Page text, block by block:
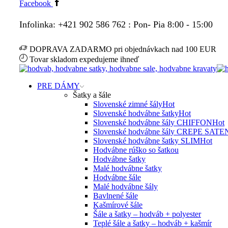
Facebook
Infolinka: +421 902 586 762 : Pon- Pia 8:00 - 15:00
DOPRAVA ZADARMO pri objednávkach nad 100 EUR
Tovar skladom expedujeme ihneď
PRE DÁMY
Šatky a šále
Slovenské zimné šályHot
Slovenské hodvábne šatkyHot
Slovenské hodvábne šály CHIFFONHot
Slovenské hodvábne šály CREPE
Slovenské hodvábne šatky SLIMHot
Hodvábne rúško so šatkou
Hodvábne šatky
Malé hodvábne šatky
Hodvábne šále
Malé hodvábne šály
Bavlnené šále
Kašmírové šále
Šále a šatky – hodváb + polyester
Teplé šále a šatky – hodváb + kašmír